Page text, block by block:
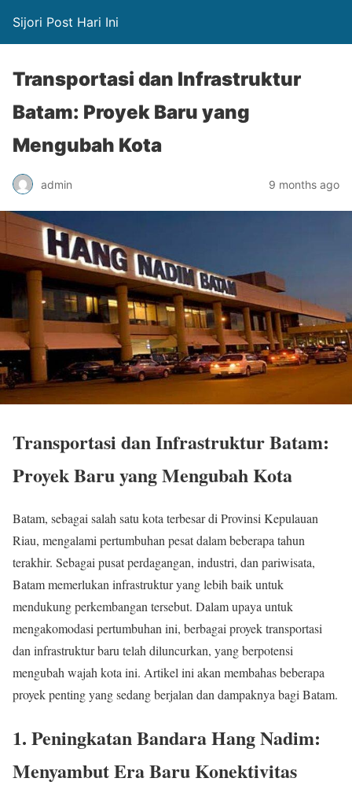
Sijori Post Hari Ini
Transportasi dan Infrastruktur
Batam: Proyek Baru yang
Mengubah Kota
admin 9 months ago
Transportasi dan Infrastruktur Batam:
Proyek Baru yang Mengubah Kota
Batam, sebagai salah satu kota terbesar di Provinsi Kepulauan
Riau, mengalami pertumbuhan pesat dalam beberapa tahun
terakhir. Sebagai pusat perdagangan, industri, dan pariwisata,
Batam memerlukan infrastruktur yang lebih baik untuk
mendukung perkembangan tersebut. Dalam upaya untuk
mengakomodasi pertumbuhan ini, berbagai proyek transportasi
dan infrastruktur baru telah diluncurkan, yang berpotensi
mengubah wajah kota ini. Artikel ini akan membahas beberapa
proyek penting yang sedang berjalan dan dampaknya bagi Batam.
1. Peningkatan Bandara Hang Nadim:
Menyambut Era Baru Konektivitas